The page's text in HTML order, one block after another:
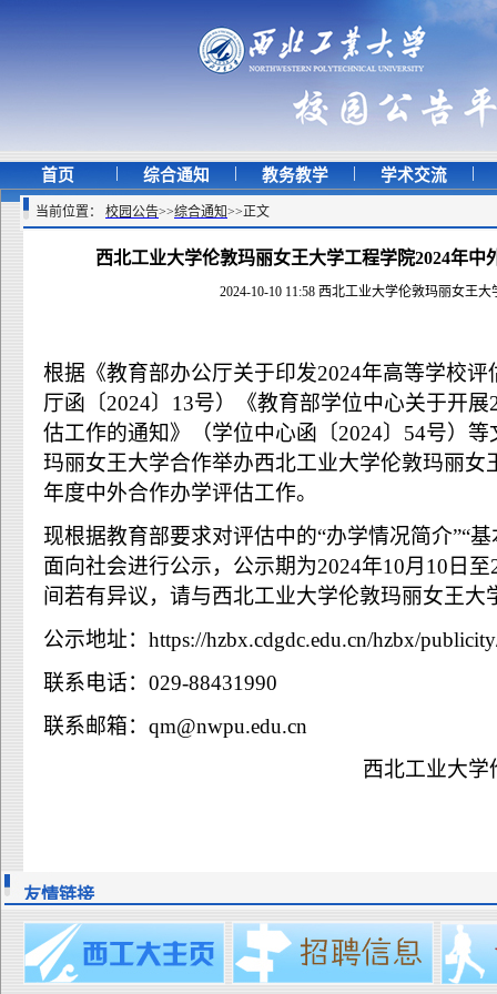
首页 | 综合通知 | 教务教学 | 学术交流 |
当前位置： 校园公告>>综合通知>>正文
西北工业大学伦敦玛丽女王大学工程学院2024年中
2024-10-10 11:58 西北工业大学伦敦玛丽女王大
根据《教育部办公厅关于印发2024年高等学校
厅函〔2024〕13号）《教育部学位中心关于开
估工作的通知》（学位中心函〔2024〕54号）
玛丽女王大学合作举办西北工业大学伦敦玛丽女
年度中外合作办学评估工作。
现根据教育部要求对评估中的“办学情况简介”“
面向社会进行公示，公示期为2024年10月10日
间若有异议，请与西北工业大学伦敦玛丽女王大
公示地址：https://hzbx.cdgdc.edu.cn/hzbx/
联系电话：029-88431990
联系邮箱：qm@nwpu.edu.cn
西北工业大
友情链接